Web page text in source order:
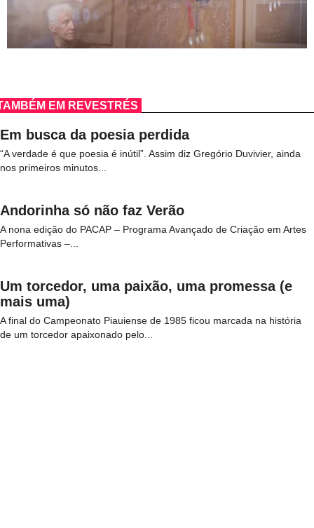
EM REVESTRÉS
Em busca da poesia perdida
“A verdade é que poesia é inútil”. Assim diz Gregório Duvivier, ainda
nos primeiros minutos...
Andorinha só não faz Verão
A nona edição do PACAP – Programa Avançado de Criação em Artes
Performativas –...
Um torcedor, uma paixão, uma promessa (e
mais uma)
A final do Campeonato Piauiense de 1985 ficou marcada na história
de um torcedor apaixonado pelo...